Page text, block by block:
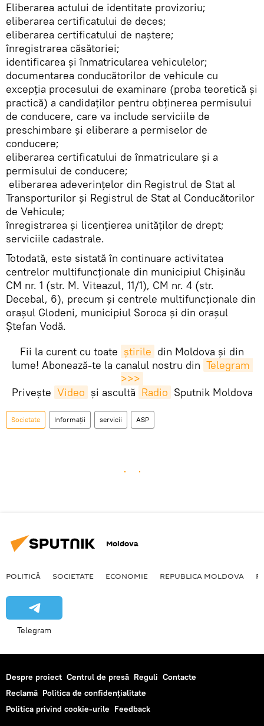
Eliberarea actului de identitate provizoriu;
eliberarea certificatului de deces;
eliberarea certificatului de naștere;
înregistrarea căsătoriei;
identificarea şi înmatricularea vehiculelor;
documentarea conducătorilor de vehicule cu
excepţia procesului de examinare (proba teoretică și
practică) a candidaţilor pentru obţinerea permisului
de conducere, care va include serviciile de
preschimbare şi eliberare a permiselor de
conducere;
eliberarea certificatului de înmatriculare şi a
permisului de conducere;
eliberarea adeverinţelor din Registrul de Stat al
Transporturilor şi Registrul de Stat al Conducătorilor
de Vehicule;
înregistrarea și licențierea unităților de drept;
serviciile cadastrale.
Totodată, este sistată în continuare activitatea
centrelor multifuncționale din municipiul Chișinău
CM nr. 1 (str. M. Viteazul, 11/1), CM nr. 4 (str.
Decebal, 6), precum și centrele multifuncționale din
orașul Glodeni, municipiul Soroca și din orașul
Ștefan Vodă.
Fii la curent cu toate știrile din Moldova și din
lume! Abonează-te la canalul nostru din Telegram
>>>
Privește Video și ascultă Radio Sputnik Moldova
Societate Informații servicii ASP
Moldova
POLITICĂ SOCIETATE ECONOMIE REPUBLICA MOLDOVA
Telegram
Despre proiect Centrul de presă Reguli Contacte
Reclamă Politica de confidențialitate
Politica privind cookie-urile Feedback